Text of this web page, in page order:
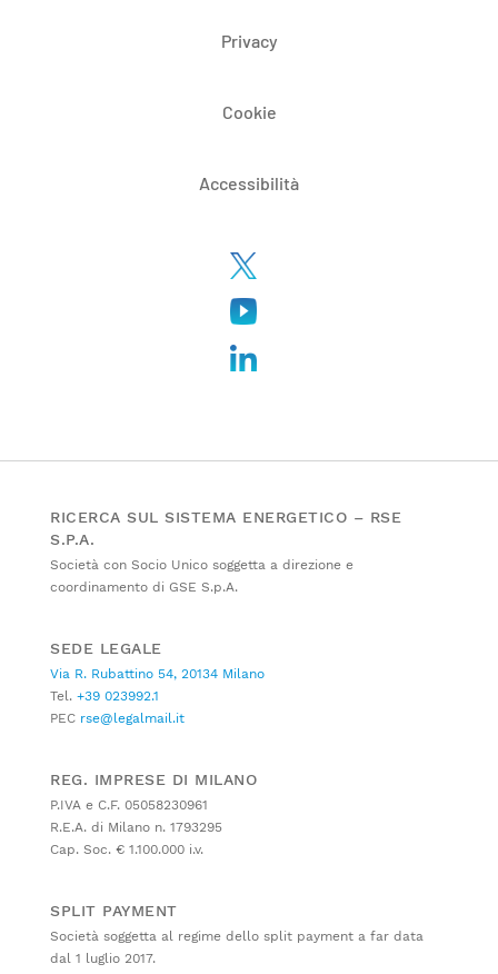
Privacy
Cookie
Accessibilità
RICERCA SUL SISTEMA ENERGETICO – RSE
S.P.A.
Società con Socio Unico soggetta a direzione e
coordinamento di GSE S.p.A.
SEDE LEGALE
Via R. Rubattino 54, 20134 Milano
Tel. +39 023992.1
PEC rse@legalmail.it
REG. IMPRESE DI MILANO
P.IVA e C.F. 05058230961
R.E.A. di Milano n. 1793295
Cap. Soc. € 1.100.000 i.v.
SPLIT PAYMENT
Società soggetta al regime dello split payment a far data
dal 1 luglio 2017.